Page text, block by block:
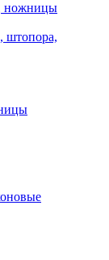
ножницы
штопора,